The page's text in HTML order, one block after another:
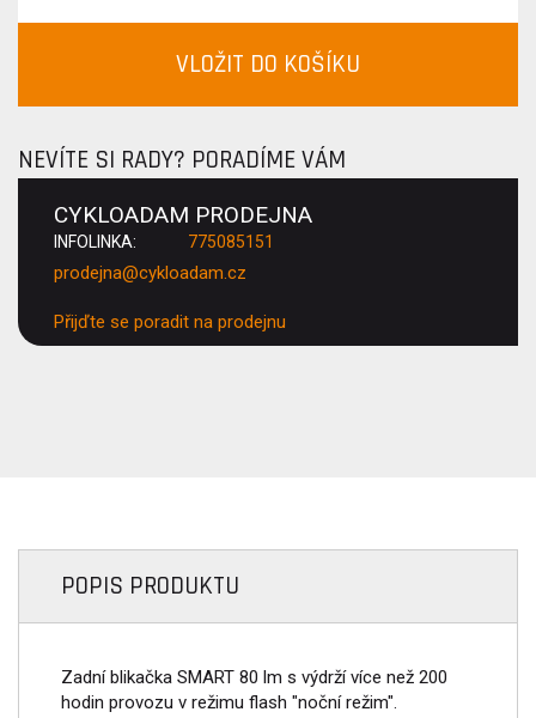
VLOŽIT DO KOŠÍKU
NEVÍTE SI RADY? PORADÍME VÁM
CYKLOADAM PRODEJNA
INFOLINKA: 775085151
prodejna@cykloadam.cz
Přijďte se poradit na prodejnu
POPIS PRODUKTU
Zadní blikačka SMART 80 lm s výdrží více než 200
hodin provozu v režimu flash "noční režim".